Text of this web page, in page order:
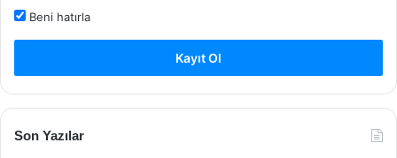
Beni hatırla
Kayıt Ol
Son Yazılar